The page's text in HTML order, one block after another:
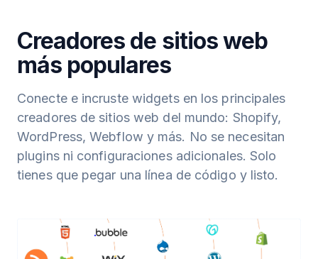
Creadores de sitios web
más populares
Conecte e incruste widgets en los principales
creadores de sitios web del mundo: Shopify,
WordPress, Webflow y más. No se necesitan
plugins ni configuraciones adicionales. Solo
tienes que pegar una línea de código y listo.